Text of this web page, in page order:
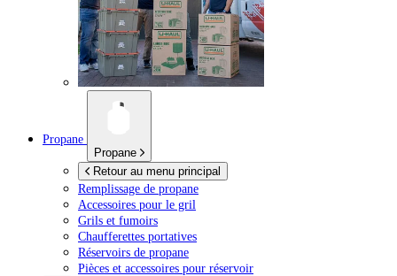
Propane
Propane
Retour au menu principal
Remplissage de propane
Accessoires pour le gril
Grils et fumoirs
Chaufferettes portatives
Réservoirs de propane
Pièces et accessoires pour réservoir